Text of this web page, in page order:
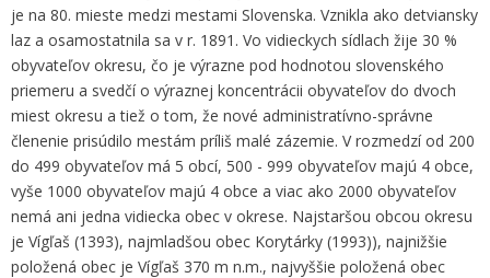
je na 80. mieste medzi mestami Slovenska. Vznikla ako detviansky
laz a osamostatnila sa v r. 1891. Vo vidieckych sídlach žije 30 %
obyvateľov okresu, čo je výrazne pod hodnotou slovenského
priemeru a svedčí o výraznej koncentrácii obyvateľov do dvoch
miest okresu a tiež o tom, že nové administratívno-správne
členenie prisúdilo mestám príliš malé zázemie. V rozmedzí od 200
do 499 obyvateľov má 5 obcí, 500 - 999 obyvateľov majú 4 obce,
vyše 1000 obyvateľov majú 4 obce a viac ako 2000 obyvateľov
nemá ani jedna vidiecka obec v okrese. Najstaršou obcou okresu
je Vígľaš (1393), najmladšou obec Korytárky (1993)), najnižšie
položená obec je Vígľaš 370 m n.m., najvyššie položená obec